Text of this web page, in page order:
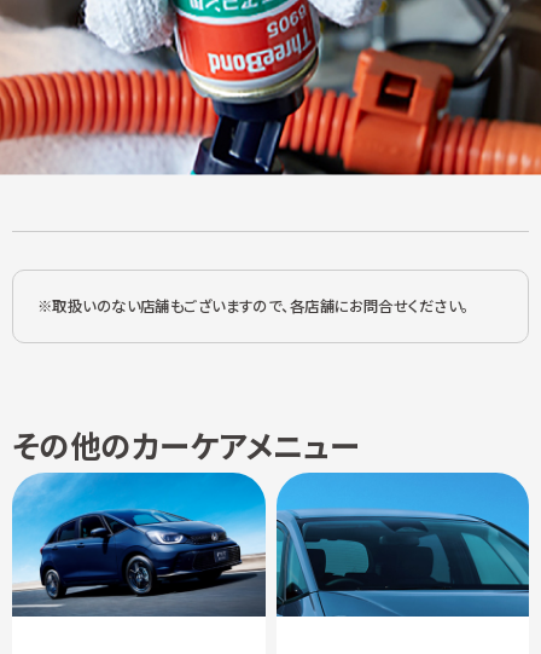
取扱いのない店舗もございますので、各店舗にお問合せください。
その他のカーケアメニュー